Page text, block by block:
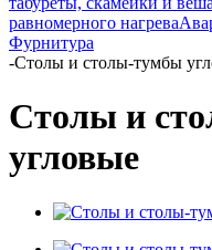
равномерного нагрева
Фурнитура
-Столы и столы-тумбы
Столы и
угловые